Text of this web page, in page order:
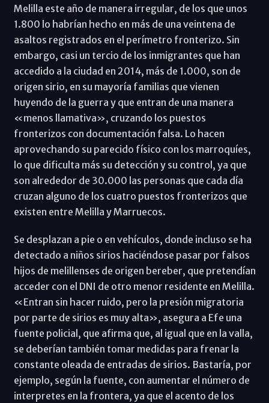
Melilla este año de manera irregular, de los que unos
1.800 lo habrían hecho en más de una veintena de
asaltos registrados en el perímetro fronterizo. Sin
embargo, casi un tercio de los inmigrantes que han
accedido a la ciudad en 2014, más de 1.000, son de
origen sirio, en su mayoría familias que vienen
huyendo de la guerra y que entran de una manera
«menos llamativa», cruzando los puestos
fronterizos con documentación falsa. Lo hacen
aprovechando su parecido físico con los marroquíes,
lo que dificulta más su detección y su control, ya que
son alrededor de 30.000 las personas que cada día
cruzan alguno de los cuatro puestos fronterizos que
existen entre Melilla y Marruecos.
Se desplazan a pie o en vehículos, donde incluso se ha
detectado a niños sirios haciéndose pasar por falsos
hijos de melillenses de origen bereber, que pretendían
acceder con el DNI de otro menor residente en Melilla.
«Entran sin hacer ruido, pero la presión migratoria
por parte de sirios es muy alta», asegura a Efe una
fuente policial, que afirma que, al igual que en la valla,
se deberían también tomar medidas para frenar la
constante oleada de entradas de sirios. Bastaría, por
ejemplo, según la fuente, con aumentar el número de
interpretes en la frontera, ya que el acento de los